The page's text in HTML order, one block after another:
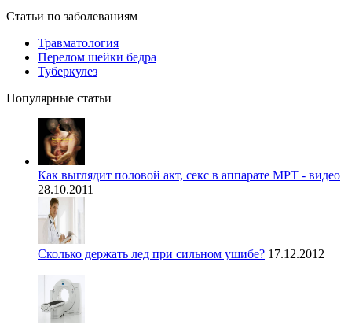
Статьи по заболеваниям
Травматология
Перелом шейки бедра
Туберкулез
Популярные статьи
Как выглядит половой акт, секс в аппарате МРТ - видео
28.10.2011
Сколько держать лед при сильном ушибе? 17.12.2012